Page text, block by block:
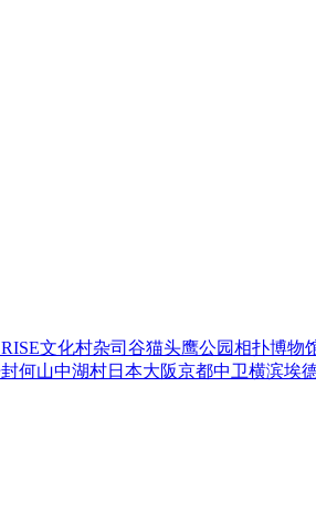
文化村杂司谷猫头鹰公园相扑博物
何山中湖村日本大阪京都中卫横滨埃